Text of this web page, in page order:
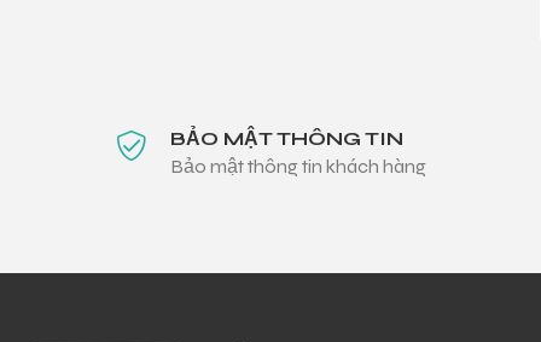
BẢO MẬT THÔNG TIN
Bảo mật thông tin khách hàng